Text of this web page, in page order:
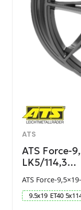
ATS
ATS Force-
LK5/114,3…
ATS Force-
9.5x19 ET40 5x